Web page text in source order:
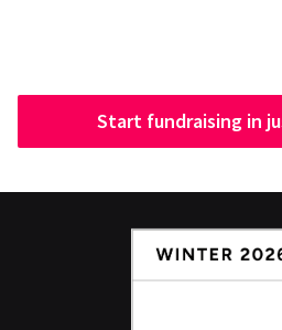
Start fundraising in